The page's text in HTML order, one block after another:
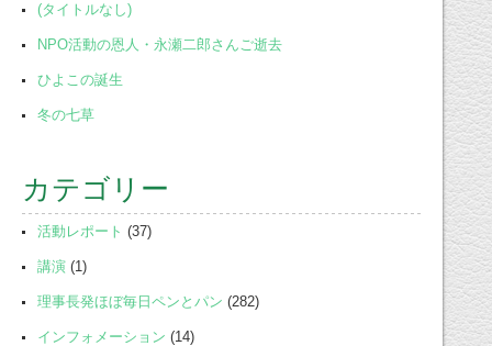
(タイトルなし)
NPO活動の恩人・永瀬二郎さんご逝去
ひよこの誕生
冬の七草
カテゴリー
活動レポート (37)
講演 (1)
理事長発ほぼ毎日ペンとパン (282)
インフォメーション (14)